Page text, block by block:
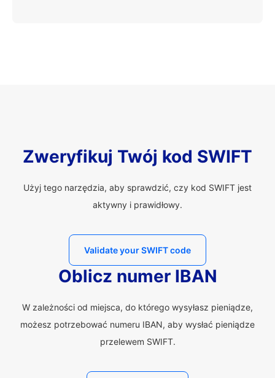
Zweryfikuj Twój kod SWIFT
Użyj tego narzędzia, aby sprawdzić, czy kod SWIFT jest
aktywny i prawidłowy.
Validate your SWIFT code
Oblicz numer IBAN
W zależności od miejsca, do którego wysyłasz pieniądze,
możesz potrzebować numeru IBAN, aby wysłać pieniądze
przelewem SWIFT.